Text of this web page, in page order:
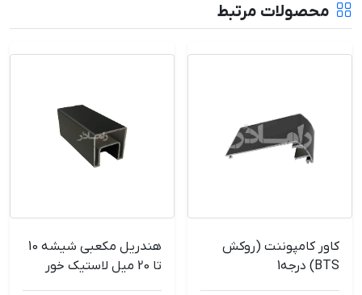
محصولات مرتبط
کاور کامپوننت (روکش
BTS) درجه1
هندریل مکعبی شیشه 10
تا 20 میل لاستیک خور